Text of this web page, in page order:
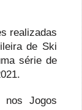
realizadas
de Ski
série de
nos Jogos